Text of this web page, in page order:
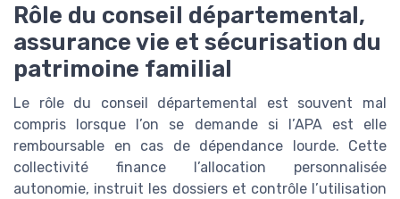
Rôle du conseil départemental,
assurance vie et sécurisation du
patrimoine familial
Le rôle du conseil départemental est souvent mal
compris lorsque l’on se demande si l’APA est elle
remboursable en cas de dépendance lourde. Cette
collectivité finance l’allocation personnalisée
autonomie, instruit les dossiers et contrôle l’utilisation